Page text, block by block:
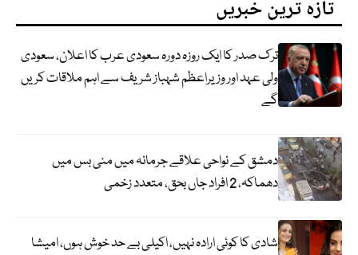
تازہ ترین خبریں
ترک صدر کا ایک روزہ دورہ سعودی عرب کا اعلان، سعودی
ولی عہد اور وزیراعظم شہباز شریف سے اہم ملاقات کریں
گے
دمشق کے نواحی علاقے جرمانہ میں منی بس میں
دھماکہ، 2 افراد جاں بحق، متعدد زخمی
شادی کا کوئی ارادہ نہیں، اکیلی بے حد خوش ہوں، امیشا